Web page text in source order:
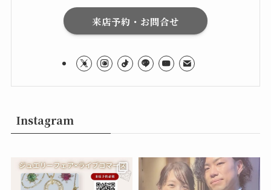
来店予約・お問合せ
Instagram